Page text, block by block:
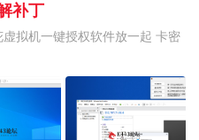
补丁
拟机一键授权软件放一起 卡密